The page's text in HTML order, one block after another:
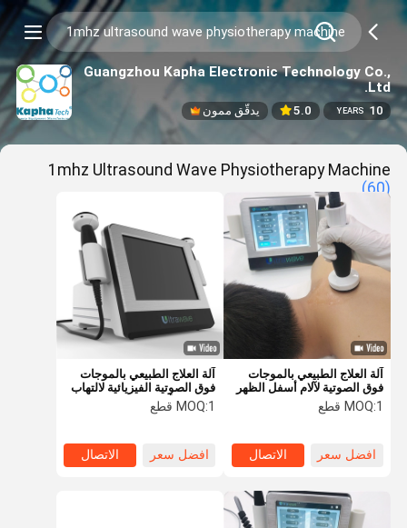
Guangzhou Kapha Electronic Technology Co.,
Ltd.
10
YEARS
5.0 يدقّق ممون
1mhz Ultrasound Wave Physiotherapy Machine
(60)
آلة العلاج الطبيعي بالموجات
فوق الصوتية الفيزيائية لالتهاب
اللفافة الأخمصية
MOQ:1 قطع
افضل سعر الاتصال
آلة العلاج الطبيعي بالموجات
فوق الصوتية لآلام أسفل الظهر
والتهاب المفاصل
MOQ:1 قطع
افضل سعر الاتصال